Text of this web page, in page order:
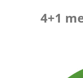
4+1